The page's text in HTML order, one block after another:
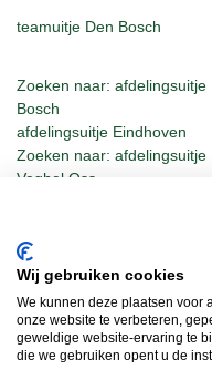
teamuitje Den Bosch
Zoeken naar: afdelingsuitje
Bosch
afdelingsuitje Eindhoven
Zoeken naar: afdelingsuitje
Veghel Oss
BUS Whisky,
Teambuilding Brabant
Bedrijfsuitje Brabant
Wij gebruiken cookies
We kunnen deze plaatsen voor
onze website te verbeteren,
geweldige website-ervaring te
die we gebruiken opent u de